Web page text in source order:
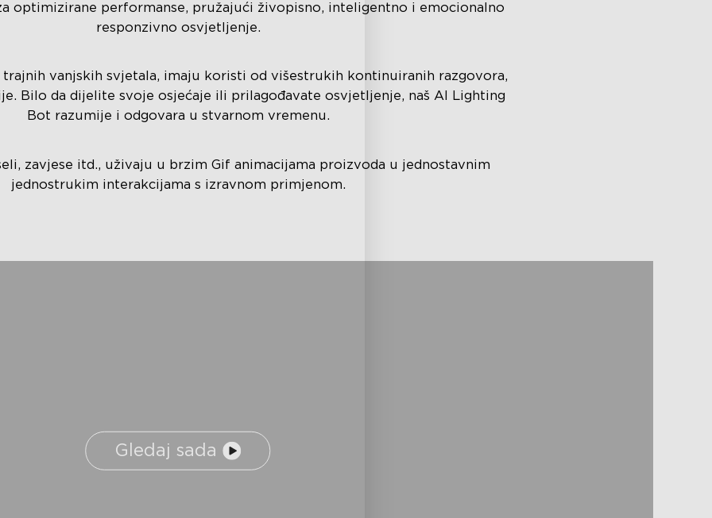
optimizirane performanse, pružajući živopisno, inteligentno i emocionalno
responzivno osvjetljenje.
trajnih vanjskih svjetala, imaju koristi od višestrukih kontinuiranih razgovora,
Bilo da dijelite svoje osjećaje ili prilagođavate osvjetljenje, naš AI Lighting
Bot razumije i odgovara u stvarnom vremenu.
zavjese itd., uživaju u brzim Gif animacijama proizvoda u jednostavnim
jednostrukim interakcijama s izravnom primjenom.
Gledaj sada